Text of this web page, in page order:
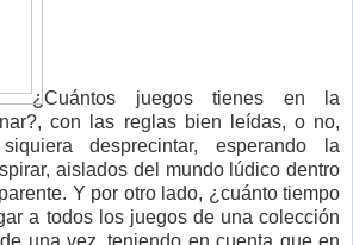
¿Cuántos juegos tienes en la
con las reglas bien leídas, o no,
desprecintar, esperando la
aislados del mundo lúdico dentro
Y por otro lado, ¿cuánto tiempo
a todos los juegos de una colección